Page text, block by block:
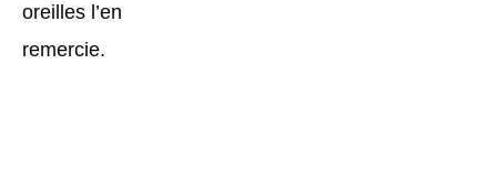
oreilles l’en
remercie.